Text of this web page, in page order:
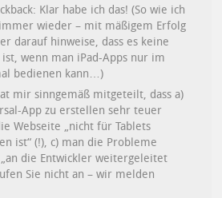
Klar habe ich das! (So wie ich
wieder – mit mäßigem Erfolg
darauf hinweise, dass es keine
wenn man iPad-Apps nur im
bedienen kann…)
mir sinngemäß mitgeteilt, dass a)
App zu erstellen sehr teuer
Webseite „nicht für Tablets
ist“ (!), c) man die Probleme
die Entwickler weitergeleitet
Sie nicht an – wir melden